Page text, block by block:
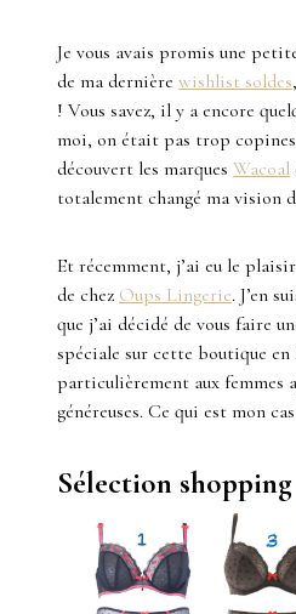
Je vous avais promis une
de ma dernièrewishlist soldes
! Vous savez, il y a encore
moi, on était pas trop
découvert les marquesWacoal
totalement changé ma vision
Et récemment, j’ai eu le
de chez Oups Lingerie. J’en
que j’ai décidé de vous faire
spéciale sur cette boutique en
particulièrement aux femmes
généreuses. Ce qui est mon
Sélection